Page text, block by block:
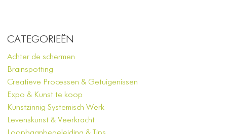
CATEGORIEËN
Achter de schermen
Brainspotting
Creatieve Processen & Getuigenissen
Expo & Kunst te koop
Kunstzinnig Systemisch Werk
Levenskunst & Veerkracht